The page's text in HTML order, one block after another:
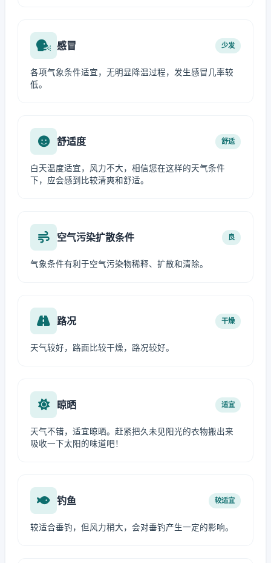
感冒 少发
各项气象条件适宜，无明显降温过程，发生感冒几率较
低。
舒适度 舒适
白天温度适宜，风力不大，相信您在这样的天气条件
下，应会感到比较清爽和舒适。
空气污染扩散条件 良
气象条件有利于空气污染物稀释、扩散和清除。
路况 干燥
天气较好，路面比较干燥，路况较好。
晾晒 适宜
天气不错，适宜晾晒。赶紧把久未见阳光的衣物搬出来
吸收一下太阳的味道吧！
钓鱼 较适宜
较适合垂钓，但风力稍大，会对垂钓产生一定的影响。